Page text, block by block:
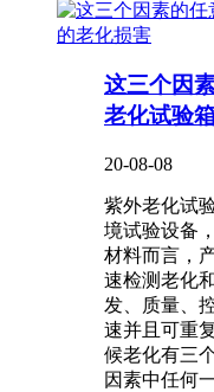
这三个因
老化试验
20-08-08
紫外老化试
境试验设备
材料而言，
速检测老化
发、质量、
速并且可重
候老化有三
因素中任何